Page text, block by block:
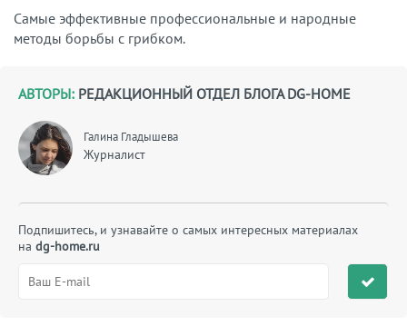
Самые эффективные профессиональные и народные
методы борьбы с грибком.
АВТОРЫ: РЕДАКЦИОННЫЙ ОТДЕЛ БЛОГА DG-HOME
Галина Гладышева
Журналист
Подпишитесь, и узнавайте о самых интересных материалах
на dg-home.ru